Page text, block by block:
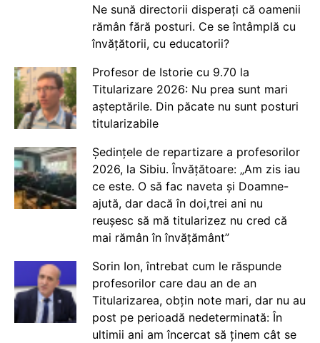
Ne sună directorii disperați că oamenii
rămân fără posturi. Ce se întâmplă cu
învățătorii, cu educatorii?
Profesor de Istorie cu 9.70 la
Titularizare 2026: Nu prea sunt mari
așteptările. Din păcate nu sunt posturi
titularizabile
Ședințele de repartizare a profesorilor
2026, la Sibiu. Învățătoare: „Am zis iau
ce este. O să fac naveta și Doamne-
ajută, dar dacă în doi,trei ani nu
reușesc să mă titularizez nu cred că
mai rămân în învățământ”
Sorin Ion, întrebat cum le răspunde
profesorilor care dau an de an
Titularizarea, obțin note mari, dar nu au
post pe perioadă nedeterminată: În
ultimii ani am încercat să ținem cât se